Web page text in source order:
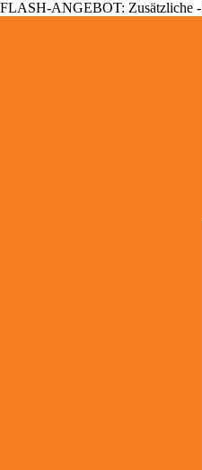
FLASH-ANGEBOT: Zusätzliche -